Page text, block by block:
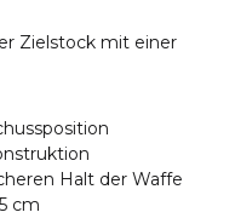
Zielstock mit einer
Halt der Waffe
cm